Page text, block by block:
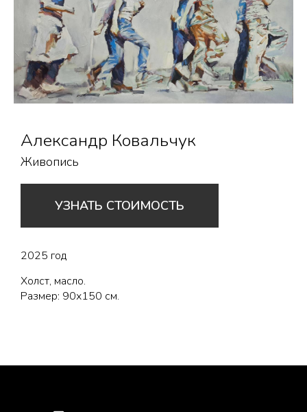
Александр Ковальчук
Живопись
УЗНАТЬ СТОИМОСТЬ
2025 год
Холст, масло.
Размер: 90х150 см.